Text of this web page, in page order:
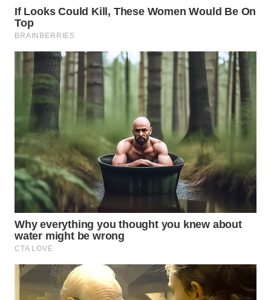
PRIANGAN
TIMUR
WN
SEMARANG
WN
SOLO
WN
BOROBUDUR
WN
MADURA
SURABAYA